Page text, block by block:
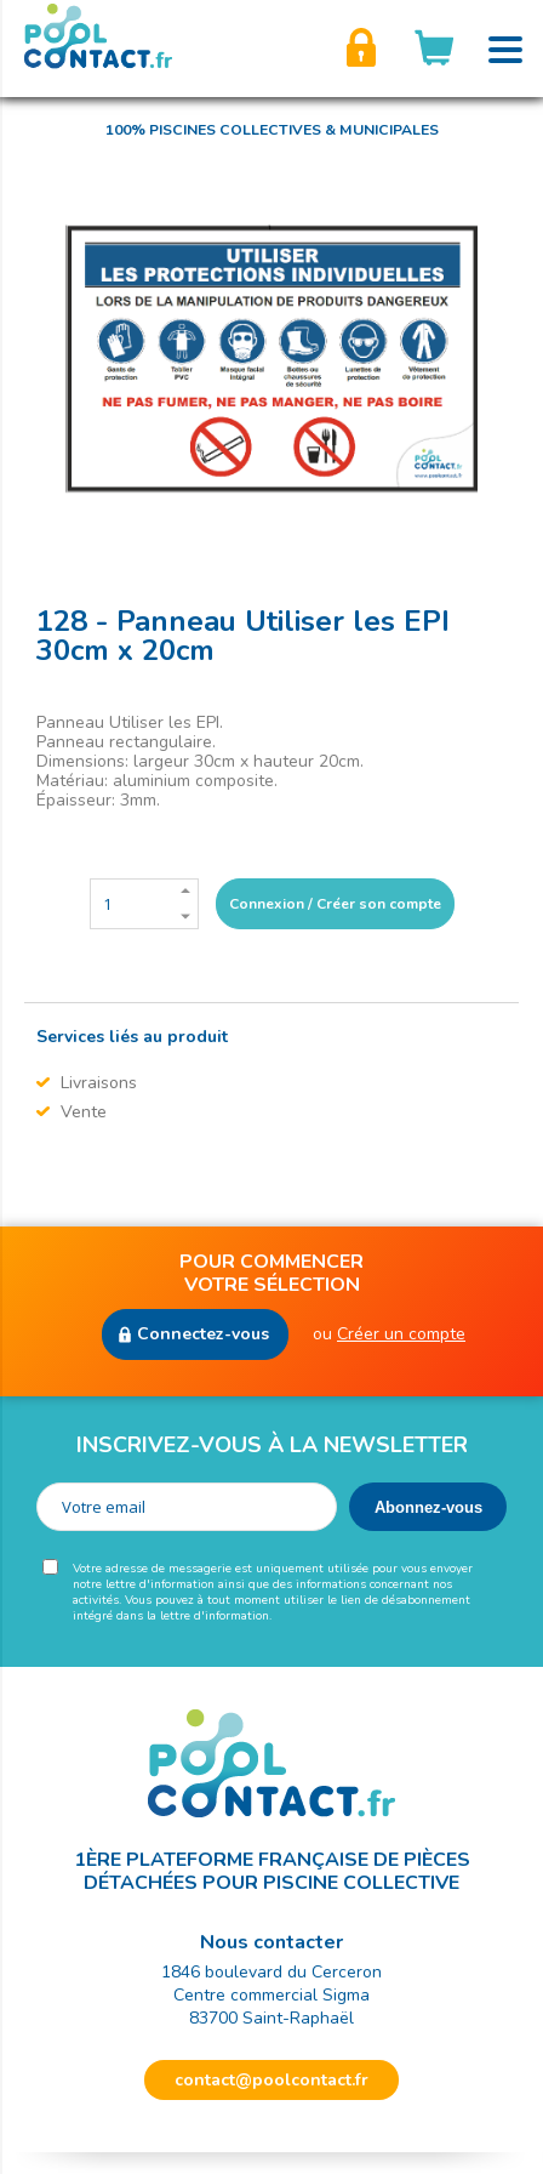
100% PISCINES COLLECTIVES & MUNICIPALES
128 - Panneau Utiliser les EPI
30cm x 20cm
Panneau Utiliser les EPI.
Panneau rectangulaire.
Dimensions: largeur 30cm x hauteur 20cm.
Matériau: aluminium composite.
Épaisseur: 3mm.
Connexion / Créer son compte
Services liés au produit
Livraisons
Vente
POUR COMMENCER
VOTRE SÉLECTION
Connectez-vous ou Créer un compte
INSCRIVEZ-VOUS À LA NEWSLETTER
Votre adresse de messagerie est uniquement utilisée pour vous envoyer
notre lettre d'information ainsi que des informations concernant nos
activités. Vous pouvez à tout moment utiliser le lien de désabonnement
intégré dans la lettre d'information.
1ÈRE PLATEFORME FRANÇAISE DE PIÈCES
DÉTACHÉES POUR PISCINE COLLECTIVE
Nous contacter
1846 boulevard du Cerceron
Centre commercial Sigma
83700 Saint-Raphaël
contact@poolcontact.fr